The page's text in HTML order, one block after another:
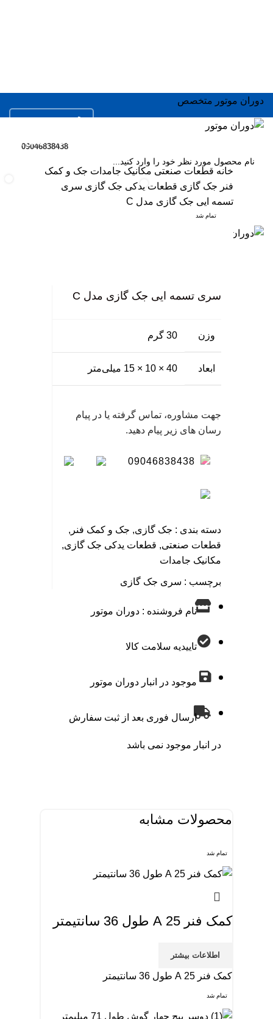
دوران موتور متخصص
09046838438
items
/
0 تومان
درباره ما تماس با ما
SEARCH
خانه قطعات صنعتی مکانیک جامدات جک و کمک
فنر جک گازی قطعات یدکی جک گازی سری
تسمه ایی جک گازی مدل C
تمام شد
سری تسمه ایی جک گازی مدل C
وزن 30 گرم
ابعاد 40 × 10 × 15 میلی‌متر
جهت مشاوره، تماس گرفته یا در پیام
رسان های زیر پیام دهید.
09046838438
دسته بندی : جک گازی, جک و کمک فنر ,
قطعات صنعتی, قطعات یدکی جک گازی,
مکانیک جامدات
برچسب : سری جک گازی
نام فروشنده : دوران موتور
تاییدیه سلامت کالا
موجود در انبار دوران موتور
ارسال فوری بعد از ثبت سفارش
در انبار موجود نمی باشد
محصولات مشابه
تمام شد
کمک فنر 25 A طول 36 سانتیمتر
اطلاعات بیشتر
کمک فنر 25 A طول 36 سانتیمتر
تمام شد